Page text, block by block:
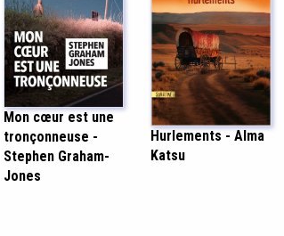
Mon cœur est une
tronçonneuse -
Stephen Graham-
Jones
Hurlements - Alma
Katsu